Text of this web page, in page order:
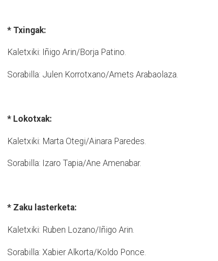
* Txingak:
Kaletxiki: Iñigo Arin/Borja Patino.
Sorabilla: Julen Korrotxano/Amets Arabaolaza.
* Lokotxak:
Kaletxiki: Marta Otegi/Ainara Paredes.
Sorabilla: Izaro Tapia/Ane Amenabar.
* Zaku lasterketa:
Kaletxiki: Ruben Lozano/Iñigo Arin.
Sorabilla: Xabier Alkorta/Koldo Ponce.